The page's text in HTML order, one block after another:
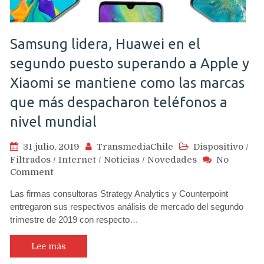
Samsung lidera, Huawei en el
segundo puesto superando a Apple y
Xiaomi se mantiene como las marcas
que más despacharon teléfonos a
nivel mundial
31 julio, 2019 TransmediaChile Dispositivo /
Filtrados / Internet / Noticias / Novedades
No
Commenton
lidera,
Huawei
en
el
segundo
puesto
Las firmas consultoras Strategy Analytics y Counterpoint
entregaron sus respectivos análisis de mercado del segundo
trimestre de 2019 con respecto…
Lee más